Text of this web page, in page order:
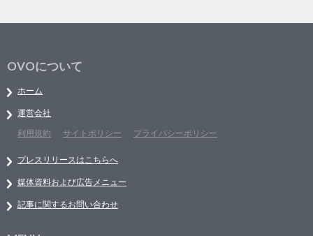
OVOについて
ホーム
運営会社
利用規約
サイトポリシー プライバシーポリシー
プレスリリースはこちらへ
媒体資料および広告メニュー
記事に関するお問い合わせ